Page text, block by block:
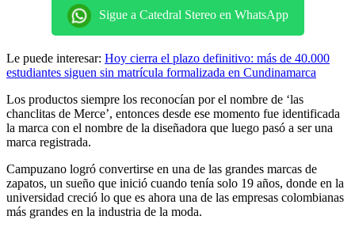
Sigue a Catedral Stereo en WhatsApp
Le puede interesar: Hoy cierra el plazo definitivo: más de 40.000
estudiantes siguen sin matrícula formalizada en Cundinamarca
Los productos siempre los reconocían por el nombre de ‘las
chanclitas de Merce’, entonces desde ese momento fue identificada
la marca con el nombre de la diseñadora que luego pasó a ser una
marca registrada.
Campuzano logró convertirse en una de las grandes marcas de
zapatos, un sueño que inició cuando tenía solo 19 años, donde en la
universidad creció lo que es ahora una de las empresas colombianas
más grandes en la industria de la moda.